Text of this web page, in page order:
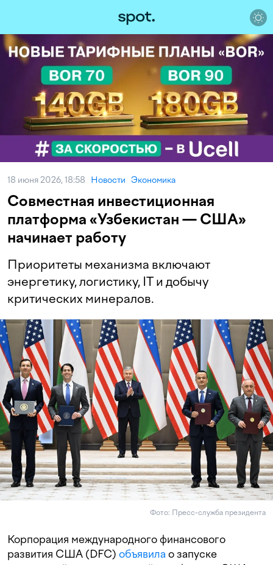
18 июня 2026, 18:58 Новости Экономика
Совместная инвестиционная
платформа «Узбекистан — США»
начинает работу
Приоритеты механизма включают
энергетику, логистику, IT и добычу
критических минералов.
Фото: Пресс-служба президента
Корпорация международного финансового
развития США (DFC) объявила о запуске